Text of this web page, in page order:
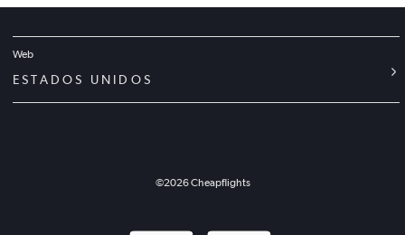
Web
ESTADOS UNIDOS
©2026Cheapflights